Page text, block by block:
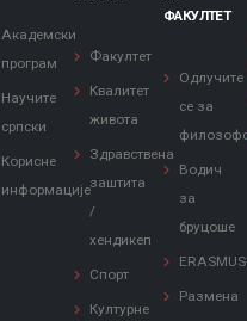
Академски
програм
Научите
српски
Корисне
информације
Факултет
Квалитет
живота
Здравствена
заштита
/
хендикеп
Спорт
Културне
ФАКУЛТЕТ
Одлучите
се за
Водич
за
бруцоше
Размена